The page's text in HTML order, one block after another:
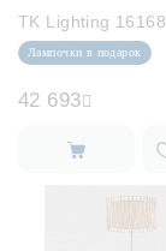
Лампочки в подарок
42 693